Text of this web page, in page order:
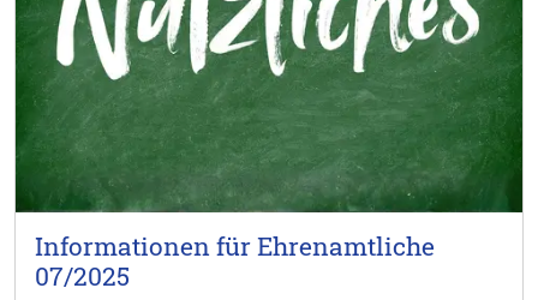
Informationen für Ehrenamtliche
07/2025